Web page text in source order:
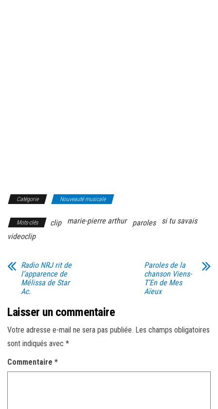
Catégorie Nouveauté musicale
Mots-clés clip marie-pierre arthur paroles
si tu savais
videoclip
Radio NRJ rit de
l’apparence de
Mélissa de Star
Ac.
Paroles de la
chanson Viens-
T’En de Mes
Aïeux
Laisser un commentaire
Votre adresse e-mail ne sera pas publiée. Les champs obligatoires
sont indiqués avec *
Commentaire *